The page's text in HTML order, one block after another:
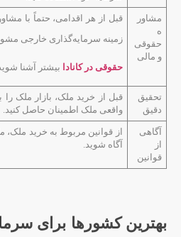
مشاور
ه
حقوقی
و مالی
قبل از هر اقدامی، حتماً با
زمینه سرمایه‌گذاری خارجی
حقوقی در کانادا بیشتر آشنا
تحقیق
دقیق
قبل از خرید ملک، بازار ملک
واقعی ملک اطمینان حاصل کنید.
آگاهی
از
قوانین
از قوانین مربوط به خرید ملک،
آگاه شوید.
بهترین کشورها برای